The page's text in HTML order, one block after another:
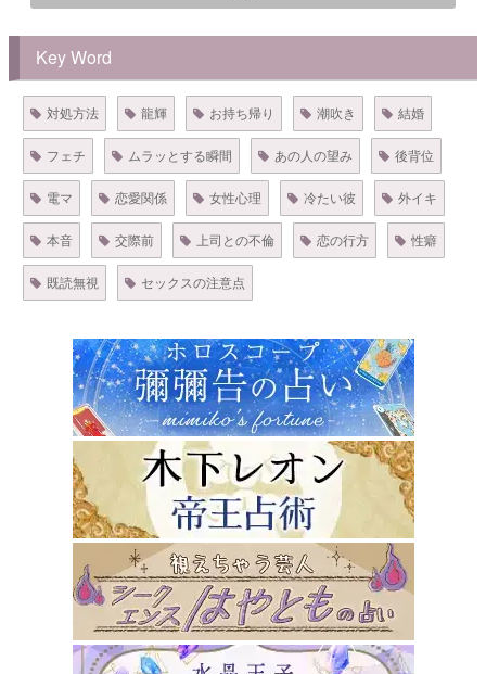
Key Word
対処方法 龍輝 お持ち帰り 潮吹き 結婚
フェチ ムラッとする瞬間 あの人の望み 後背位
電マ 恋愛関係 女性心理 冷たい彼 外イキ
本音 交際前 上司との不倫 恋の行方 性癖
既読無視 セックスの注意点